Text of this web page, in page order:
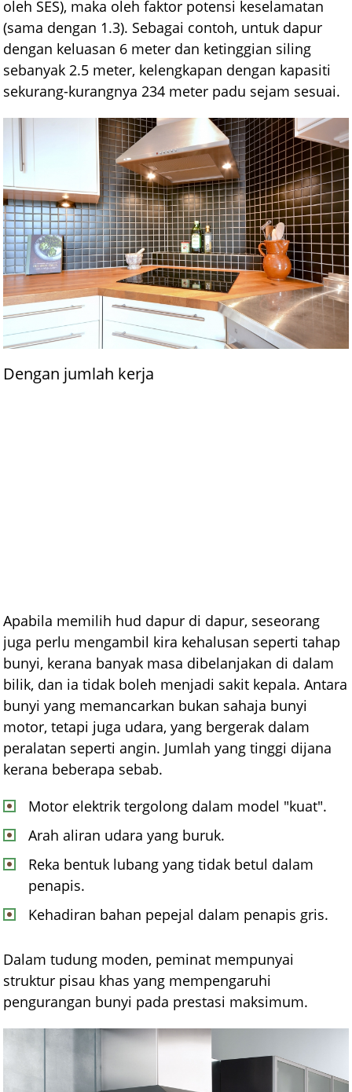
oleh SES), maka oleh faktor potensi keselamatan
(sama dengan 1.3). Sebagai contoh, untuk dapur
dengan keluasan 6 meter dan ketinggian siling
sebanyak 2.5 meter, kelengkapan dengan kapasiti
sekurang-kurangnya 234 meter padu sejam sesuai.
Dengan jumlah kerja
Apabila memilih hud dapur di dapur, seseorang
juga perlu mengambil kira kehalusan seperti tahap
bunyi, kerana banyak masa dibelanjakan di dalam
bilik, dan ia tidak boleh menjadi sakit kepala. Antara
bunyi yang memancarkan bukan sahaja bunyi
motor, tetapi juga udara, yang bergerak dalam
peralatan seperti angin. Jumlah yang tinggi dijana
kerana beberapa sebab.
Motor elektrik tergolong dalam model "kuat".
Arah aliran udara yang buruk.
Reka bentuk lubang yang tidak betul dalam
penapis.
Kehadiran bahan pepejal dalam penapis gris.
Dalam tudung moden, peminat mempunyai
struktur pisau khas yang mempengaruhi
pengurangan bunyi pada prestasi maksimum.